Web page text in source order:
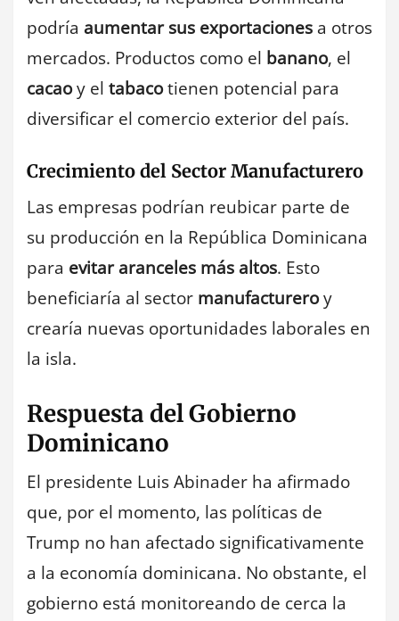
podría aumentar sus exportaciones a otros
mercados. Productos como el banano, el
cacaoy el tabacotienen potencial para
diversificar el comercio exterior del país.
Crecimiento del Sector Manufacturero
Las empresas podrían reubicar parte de
su producción en la República Dominicana
para evitar aranceles más altos. Esto
beneficiaría al sector manufactureroy
crearía nuevas oportunidades laborales en
la isla.
Respuesta del Gobierno
Dominicano
El presidente Luis Abinader ha afirmado
que, por el momento, las políticas de
Trump no han afectado significativamente
a la economía dominicana. No obstante, el
gobierno está monitoreando de cerca la